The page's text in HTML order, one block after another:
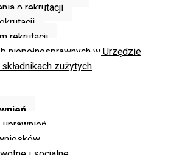
o rekrutacji
rekrutacji
niepełnosprawnych w Urzędzie
zużytych
i socjalne